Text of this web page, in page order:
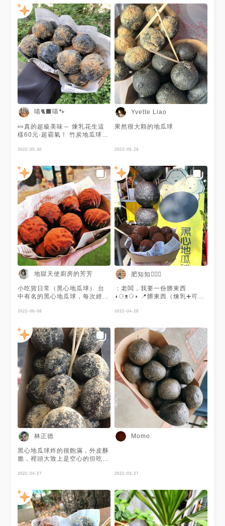
以選擇一半一半 老闆們都很大
方煉乳花生粉狂加 我們在現場
吃完13顆 很好吃大推薦 #想去
新竹煙波都會館吃牛排
喵🐈‍⬛喵🐾
🍬真的超級美味～ 煉乳花生這
樣60元·超霸氣！ 竹炭地瓜球超
等候一下就好囉！ 圓圓胖滾滾
2022-05-30
Yvette Liao
果然很大顆的地瓜球
2022-05-29
地獄天使廚房的芳芳
小吃貨日常（黑心地瓜球） 台
中有名的黑心地瓜球，每次經
程，覺得很好玩。 髒東西＝煉
加竹炭粉，比一般地瓜球還大
顆，外層酥酥脆脆，裡面QQ軟
軟，搭配可可粉跟煉乳很療癒，
巧克力控會喜歡 #地瓜球#黑心
地瓜球 #審計新村黑心地瓜球 #
審計新村 #審計新村美食 #台中
地瓜球 #髒東西 #台中美食 #台
灣小吃 #銅板美食 #人氣美食 #
排隊美食 #手機先食 #美食分享
#美食紀錄小吃貨日常#地獄天
使廚房
2022-06-08
肥知知🙋🏻‍♀️
：老闆，我要一份髒東西
◖⚆ᴥ⚆◗ 📍髒東西（煉乳➕可可
2022-04-26
林正德
黑心地瓜球炸的很飽滿，外皮酥
脆，裡頭大致上是空心的但吃的
瓜原本的甜味，梅粉口味就是多
不錯啦！地瓜球也算是不敗的人
氣小吃，加上巨無霸的尺寸更是
增加了口感，有來逛審計新村的
話可以試看看囉～
2022-04-27
Momo
2022-03-27